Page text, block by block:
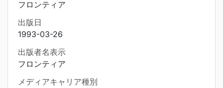
フロンティア
出版日
1993-03-26
出版者名表示
フロンティア
メディアキャリア種別